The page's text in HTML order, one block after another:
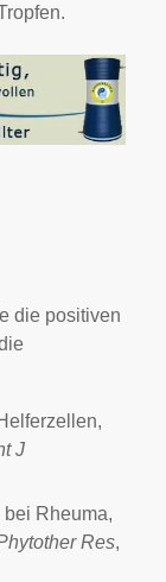
die positiven
J
bei Rheuma,
Res,